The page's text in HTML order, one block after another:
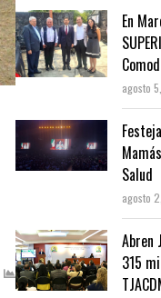
En
agosto
Salud
agosto
Abren
315